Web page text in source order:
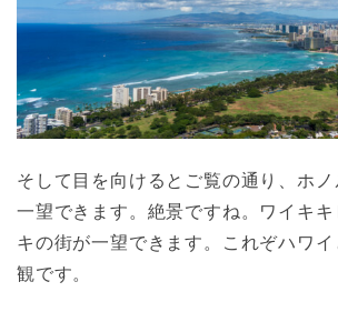
そして目を向けるとご覧の通り、ホ
一望できます。絶景ですね。ワイキキ
キの街が一望できます。これぞハワ
観です。